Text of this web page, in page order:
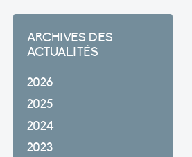
ARCHIVES DES
ACTUALITÉS
2026
2025
2024
2023